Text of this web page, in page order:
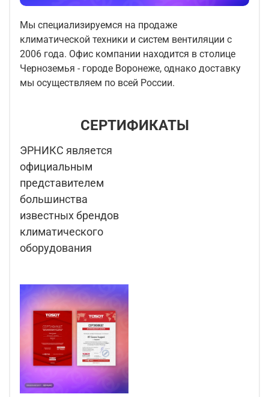
Мы специализируемся на продаже
климатической техники и систем вентиляции с
2006 года. Офис компании находится в столице
Черноземья - городе Воронеже, однако доставку
мы осуществляем по всей России.
СЕРТИФИКАТЫ
ЭРНИКС является
официальным
представителем
большинства
известных брендов
климатического
оборудования